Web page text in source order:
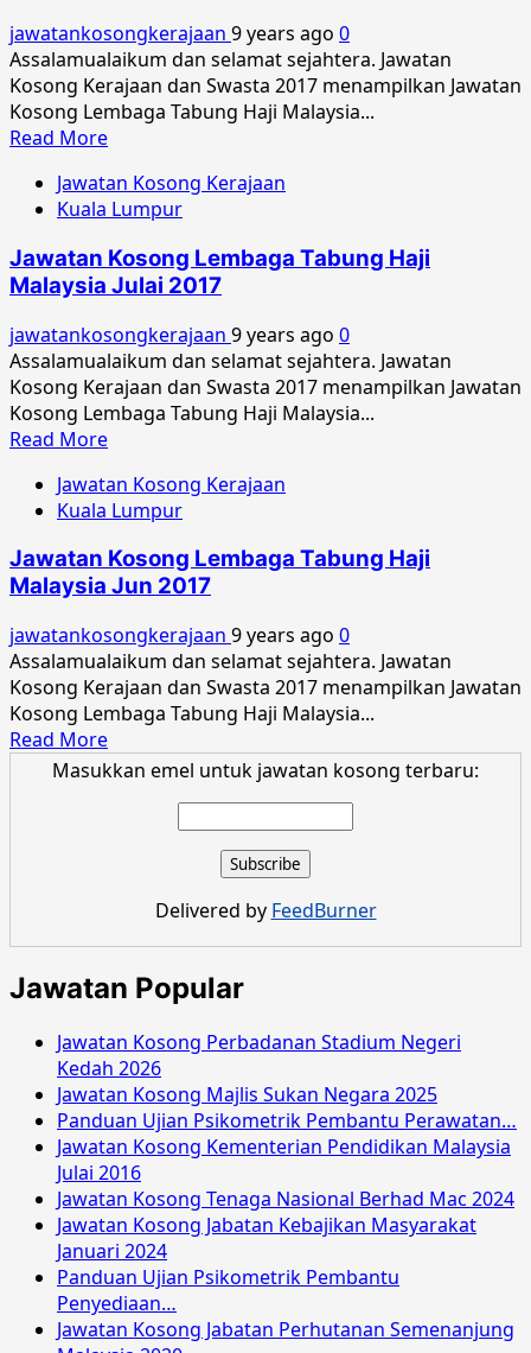
jawatankosongkerajaan 9 years ago 0
Assalamualaikum dan selamat sejahtera. Jawatan
Kosong Kerajaan dan Swasta 2017 menampilkan Jawatan
Kosong Lembaga Tabung Haji Malaysia...
Read MoreRead
about
Jawatan
Lembaga
Tabung
Malaysia
Ogos
2017
Jawatan Kosong Kerajaan
Kuala Lumpur
Jawatan Kosong Lembaga Tabung Haji
Malaysia Julai 2017
jawatankosongkerajaan 9 years ago 0
Assalamualaikum dan selamat sejahtera. Jawatan
Kosong Kerajaan dan Swasta 2017 menampilkan Jawatan
Kosong Lembaga Tabung Haji Malaysia...
Read MoreRead
about
Jawatan
Lembaga
Tabung
Malaysia
Julai
2017
Jawatan Kosong Kerajaan
Kuala Lumpur
Jawatan Kosong Lembaga Tabung Haji
Malaysia Jun 2017
jawatankosongkerajaan 9 years ago 0
Assalamualaikum dan selamat sejahtera. Jawatan
Kosong Kerajaan dan Swasta 2017 menampilkan Jawatan
Kosong Lembaga Tabung Haji Malaysia...
Read MoreRead
more
Malaysia
2017
Masukkan emel untuk jawatan kosong terbaru:
Delivered by FeedBurner
Jawatan Popular
Jawatan Kosong Perbadanan Stadium Negeri
Kedah 2026
Jawatan Kosong Majlis Sukan Negara 2025
Panduan Ujian Psikometrik Pembantu Perawatan…
Jawatan Kosong Kementerian Pendidikan Malaysia
Julai 2016
Jawatan Kosong Tenaga Nasional Berhad Mac 2024
Jawatan Kosong Jabatan Kebajikan Masyarakat
Januari 2024
Panduan Ujian Psikometrik Pembantu
Penyediaan…
Jawatan Kosong Jabatan Perhutanan Semenanjung